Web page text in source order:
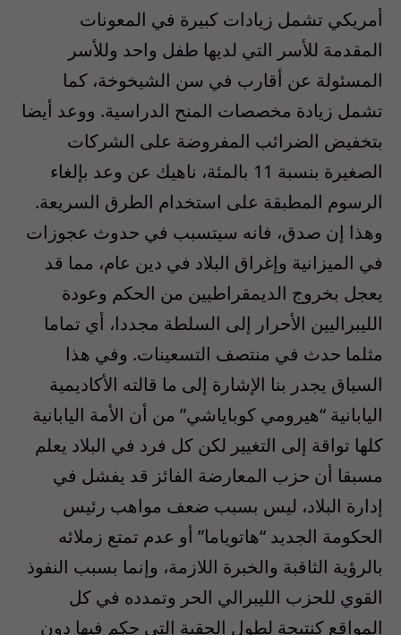
أمريكي تشمل زيادات كبيرة في المعونات
المقدمة للأسر التي لديها طفل واحد وللأسر
المسئولة عن أقارب في سن الشيخوخة، كما
تشمل زيادة مخصصات المنح الدراسية. ووعد أيضا
بتخفيض الضرائب المفروضة على الشركات
الصغيرة بنسبة 11 بالمئة، ناهيك عن وعد بإلغاء
الرسوم المطبقة على استخدام الطرق السريعة.
وهذا إن صدق، فانه سيتسبب في حدوث عجوزات
في الميزانية وإغراق البلاد في دين عام، مما قد
يعجل بخروج الديمقراطيين من الحكم وعودة
الليبراليين الأحرار إلى السلطة مجددا، أي تماما
مثلما حدث في منتصف التسعينات. وفي هذا
السياق يجدر بنا الإشارة إلى ما قالته الأكاديمية
اليابانية “هيرومي كوباياشي” من أن الأمة اليابانية
كلها تواقة إلى التغيير لكن كل فرد في البلاد يعلم
مسبقا أن حزب المعارضة الفائز قد يفشل في
إدارة البلاد، ليس بسبب ضعف مواهب رئيس
الحكومة الجديد “هاتوياما” أو عدم تمتع زملائه
بالرؤية الثاقبة والخبرة اللازمة، وإنما بسبب النفوذ
القوي للحزب الليبرالي الحر وتمدده في كل
المواقع كنتيجة لطول الحقبة التي حكم فيها دون